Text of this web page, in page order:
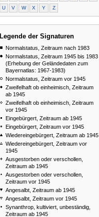
U
V W X Y Z
Legende der Signaturen
Normalstatus, Zeitraum nach 1983
Normalstatus, Zeitraum 1945 bis 1983
(Erhebung der Geländedaten zum
Bayernatlas: 1967-1983)
Normalstatus, Zeitraum vor 1945
Zweifelhaft ob einheimisch, Zeitraum
ab 1945
Zweifelhaft ob einheimisch, Zeitraum
vor 1945
Eingebürgert, Zeitraum ab 1945
Eingebürgert, Zeitraum vor 1945
Wiedereingebürgert, Zeitraum ab 1945
Wiedereingebürgert, Zeitraum vor
1945
Ausgestorben oder verschollen,
Zeitraum ab 1945
Ausgestorben oder verschollen,
Zeitraum vor 1945
Angesalbt, Zeitraum ab 1945
Angesalbt, Zeitraum vor 1945
Synanthrop, kultiviert, unbeständig,
Zeitraum ab 1945